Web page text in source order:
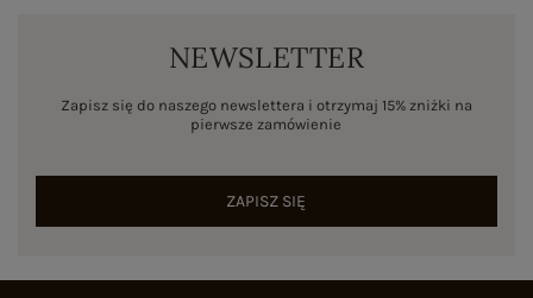
NEWSLETTER
Zapisz się do naszego newslettera i otrzymaj 15% zniżki na
pierwsze zamówienie
ZAPISZ SIĘ